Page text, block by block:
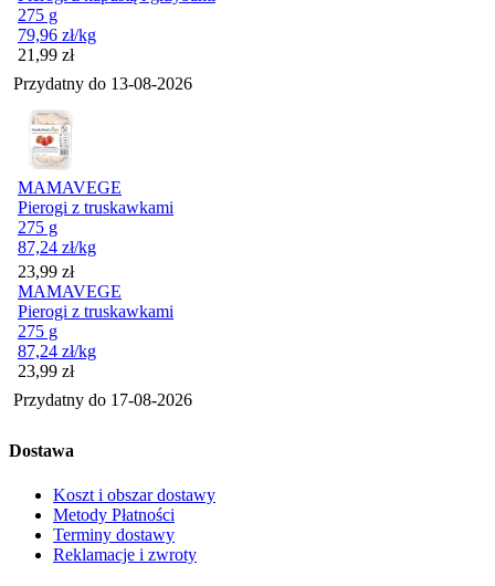
275 g
79,96 zł/kg
Cena
21,99 zł
Przydatny do 13-08-2026
MAMAVEGE
Pierogi z truskawkami
275 g
87,24 zł/kg
Cena
23,99 zł
MAMAVEGE
Pierogi z truskawkami
275 g
87,24 zł/kg
Cena
23,99 zł
Przydatny do 17-08-2026
Dostawa
Koszt i obszar dostawy
Metody Płatności
Terminy dostawy
Reklamacje i zwroty